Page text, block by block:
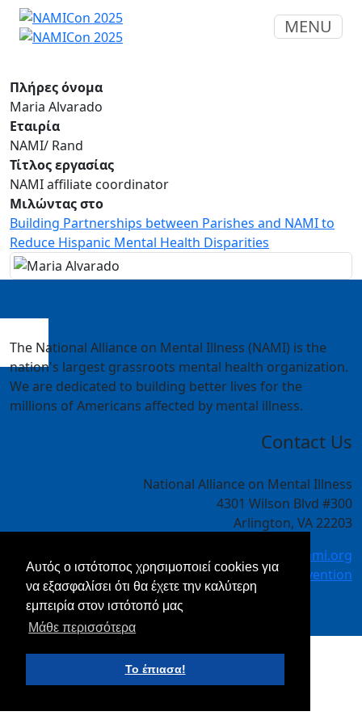
Αυτός ο ιστότοπος χρησιμοποιεί cookies για
να εξασφαλίσει ότι θα έχετε την καλύτερη
εμπειρία στον ιστότοπό μας
Μάθε περισσότερα
Το έπιασα!
MENU
Πλήρες όνομα
Maria Alvarado
Εταιρία
NAMI/ Rand
Τίτλος εργασίας
NAMI affiliate coordinator
Μιλώντας στο
Building Partnerships between Parishes and NAMI to
Reduce Hispanic Mental Health Disparities
The National Alliance on Mental Illness (NAMI) is the
nation's largest grassroots mental health organization.
We are dedicated to building better lives for the
millions of Americans affected by mental illness.
Contact Us
National Alliance on Mental Illness
4301 Wilson Blvd #300
Arlington, VA 22203
meetings@nami.org
NAMI.org/convention